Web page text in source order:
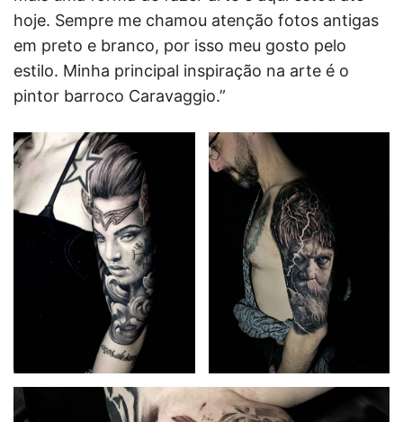
hoje. Sempre me chamou atenção fotos antigas
em preto e branco, por isso meu gosto pelo
estilo. Minha principal inspiração na arte é o
pintor barroco Caravaggio.”